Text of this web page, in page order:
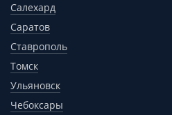
Салехард
Саратов
Ставрополь
Томск
Ульяновск
Чебоксары